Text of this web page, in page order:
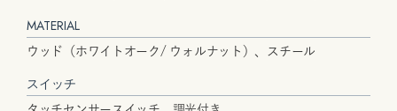
MATERIAL
ウッド（ホワイトオーク/ ウォルナット）、スチール
スイッチ